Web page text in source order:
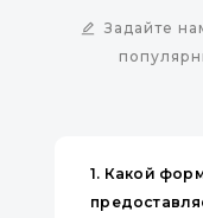
Одним из
крупных
Задайте
1. Какой